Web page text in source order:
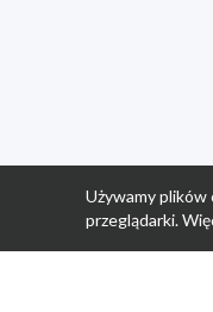
Używamy plików
przeglądarki.